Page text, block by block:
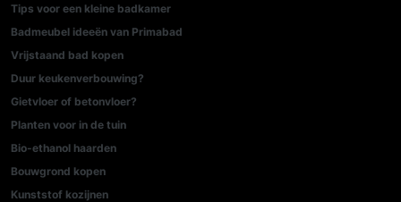
Tips voor een kleine badkamer
Badmeubel ideeën van Primabad
Vrijstaand bad kopen
Duur keukenverbouwing?
Gietvloer of betonvloer?
Planten voor in de tuin
Bio-ethanol haarden
Bouwgrond kopen
Kunststof kozijnen